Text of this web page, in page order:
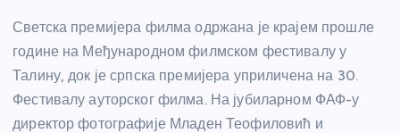
Светска премијера филма одржана је крајем прошле
године на Међународном филмском фестивалу у
Талину, док је српска премијера уприличена на 30.
Фестивалу ауторског филма. На јубиларном ФАФ-у
директор фотографије Младен Теофиловић и